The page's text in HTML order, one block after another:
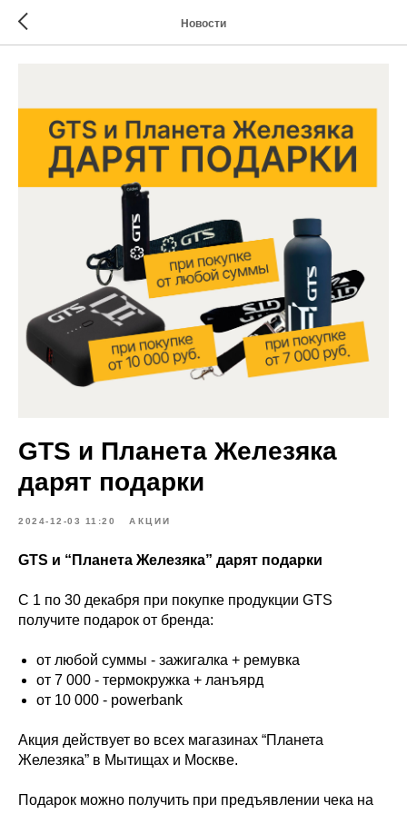
Новости
GTS и Планета Железяка
дарят подарки
2024-12-03 11:20 АКЦИИ
GTS и “Планета Железяка” дарят подарки
С 1 по 30 декабря при покупке продукции GTS
получите подарок от бренда:
от любой суммы - зажигалка + ремувка
от 7 000 - термокружка + ланъярд
от 10 000 - powerbank
Акция действует во всех магазинах “Планета
Железяка” в Мытищах и Москве.
Подарок можно получить при предъявлении чека на